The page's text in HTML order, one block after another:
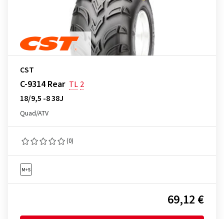
CST
C-9314 Rear TL 2
18/9,5 -8 38J
Quad/ATV
(0)
69,12 €